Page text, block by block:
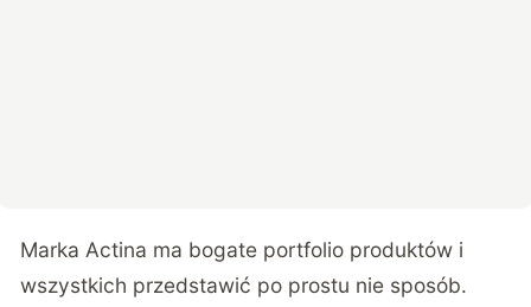
Marka Actina ma bogate portfolio produktów i
wszystkich przedstawić po prostu nie sposób.